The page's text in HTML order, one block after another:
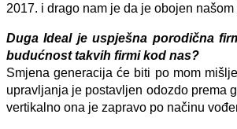
2017. i drago nam je da je obojen
Duga Ideal je uspješna porodična
budućnost takvih firmi kod nas?
Smjena generacija će biti po mom
upravljanja je postavljen odozdo prema
vertikalno ona je zapravo po načinu